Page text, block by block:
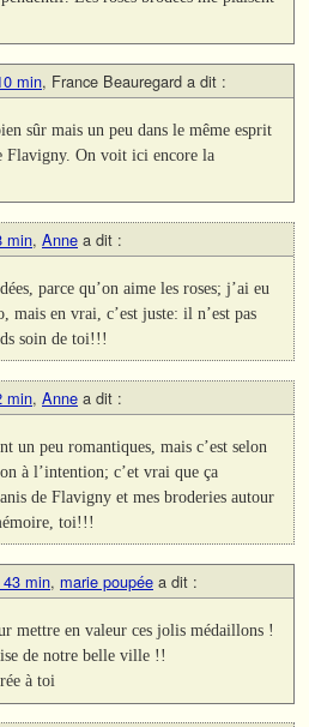
min, France Beauregard a dit :
sûr mais un peu dans le même esprit
Flavigny. On voit ici encore la
min, Anne a dit :
parce qu’on aime les roses; j’ai eu
mais en vrai, c’est juste: il n’est pas
soin de toi!!!
min, Anne a dit :
un peu romantiques, mais c’est selon
à l’intention; c’et vrai que ça
de Flavigny et mes broderies autour
toi!!!
min, marie poupée a dit :
mettre en valeur ces jolis médaillons !
de notre belle ville !!
à toi